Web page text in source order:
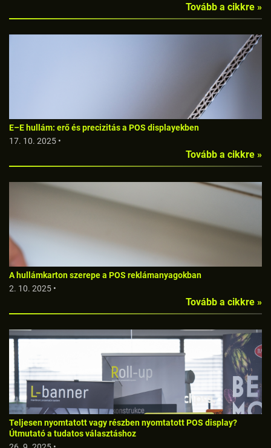
Tovább a cikkre »
E–E hullám: erő és precizitás a POS displayekben
17. 10. 2025 •
Tovább a cikkre »
A hullámkarton szerepe a POS reklámanyagokban
2. 10. 2025 •
Tovább a cikkre »
Teljesen nyomtatott vagy részben nyomtatott POS display?
Útmutató a tudatos választáshoz